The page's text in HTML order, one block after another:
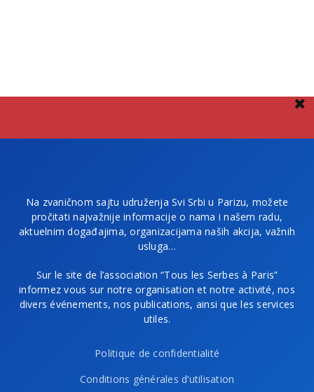
Na zvaničnom sajtu udruženja Svi Srbi u Parizu, možete
pročitati najvažnije informacije o nama i našem radu,
aktuelnim događajima, organizacijama naših akcija, važnih
usluga…
Sur le site de l’association “Tous les Serbes à Paris”
informez vous sur notre organisation et notre activité, nos
divers événements, nos publications, ainsi que les services
utiles.
Politique de confidentialité
Conditions générales d’utilisation